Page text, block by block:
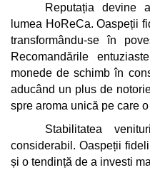
Reputația devine
lumea HoReCa. Oaspeții
transformându-se în
Recomandările
monede de schimb în
aducând un plus de
spre aroma unică pe care
Stabilitatea
considerabil. Oaspeții
și o tendință de a investi